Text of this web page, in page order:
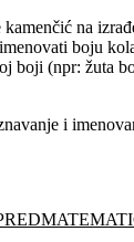
na
boju
boji (npr: žuta
i